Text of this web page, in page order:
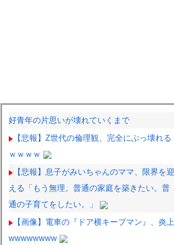
好青年の片思いが壊れていくまで
【悲報】Z世代の倫理観、完全にぶっ壊れる
ｗｗｗｗ
【悲報】息子がみいちゃんのママ、限界を迎
える「もう無理。普通の家庭を築きたい。普
通の子育てをしたい。」
【画像】電車の『ドア横キープマン』、炎上
wwwwwwww